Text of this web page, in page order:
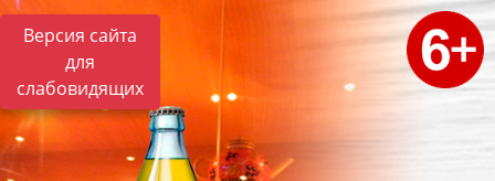
Версия сайта
для
слабовидящих